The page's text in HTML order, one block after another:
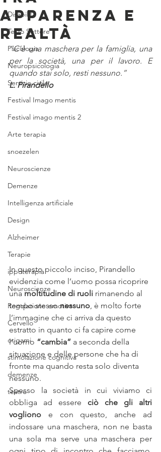
Disabilità
Terzo Settore
Psicologia
Neuropsicologia
Servizio civile
Festival Imago mentis
Festival imago mentis 2
Arte terapia
snoezelen
Neuroscienze
Demenze
Intelligenza artificiale
Design
Alzheimer
Terapie
ippoterapia
Neuroscienze
Regolazione emotiva
Cervello
origami
stimolazione cognitiva
demenze
teatro
apparenza e
realtà
“C’è una maschera per la famiglia, una
per la società, una per il lavoro. E
quando stai solo, resti nessuno.”
L. Pirandello
In questo piccolo inciso, Pirandello
evidenzia come l’uomo possa ricoprire
una moltitudine di ruoli rimanendo al
tempo stesso nessuno, è molto forte
l’immagine che ci arriva da questo
estratto in quanto ci fa capire come
l’uomo “cambia” a seconda della
situazione e delle persone che ha di
fronte ma quando resta solo diventa
nessuno.
Spesso la società in cui viviamo ci
obbliga ad essere ciò che gli altri
vogliono e con questo, anche ad
indossare una maschera, non ne basta
una sola ma serve una maschera per